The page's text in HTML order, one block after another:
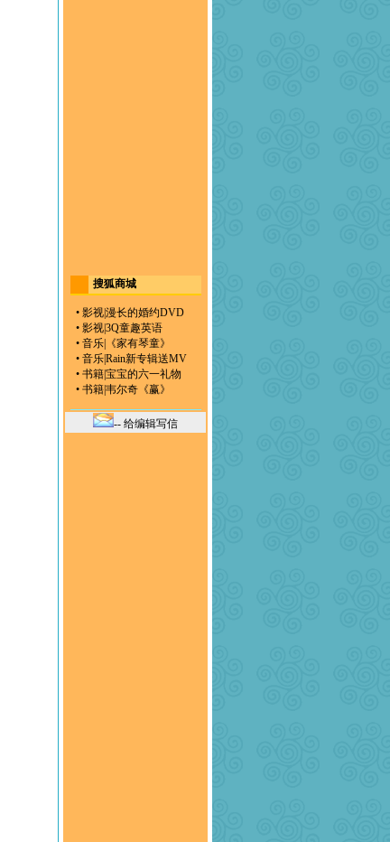
搜狐商城
• 影视漫长的婚约DVD
• 影视3Q童趣英语
• 音乐
《家有琴童》
• 音乐Rain新专辑送MV
• 书籍宝宝的六一礼物
• 书籍韦尔奇《赢》
-- 给编辑写信